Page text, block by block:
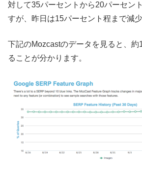
対して35パーセントから20パーセン
すが、昨日は15パーセント程まで減
下記のMozcastのデータを見ると、約
ることが分かります。